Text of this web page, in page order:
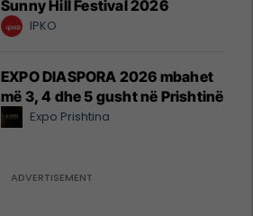
Sunny Hill Festival 2026
IPKO
EXPO DIASPORA 2026 mbahet
më 3, 4 dhe 5 gusht në Prishtinë
Expo Prishtina